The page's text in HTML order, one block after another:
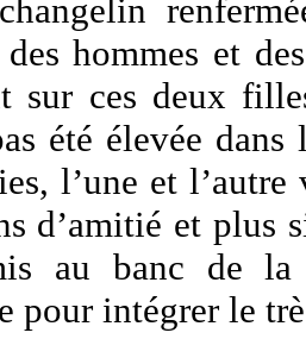
hommes et
sur ces deux
été élevée
l’une et l’autre
d’amitié et plus
au banc de la
pour intégrer le